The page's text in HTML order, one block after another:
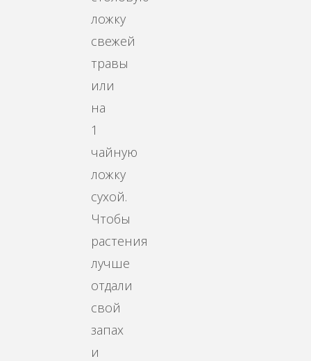
ложку
свежей
травы
или
на
1
чайную
ложку
сухой.
Чтобы
растения
лучше
отдали
свой
запах
и